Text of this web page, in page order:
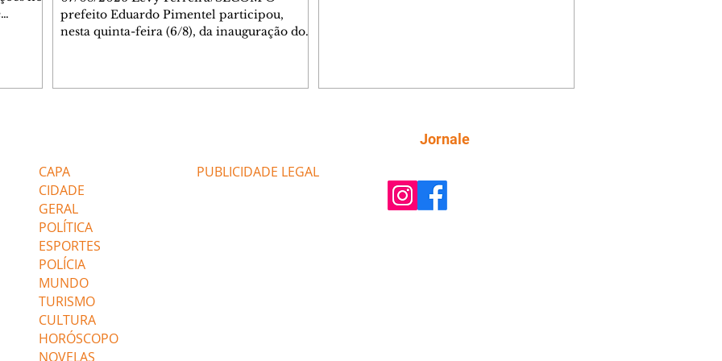
prefeito Eduardo Pimentel participou,
nesta quinta-feira (6/8), da inauguração do
Avenida Affonso Penna, 297. A nova
estrutura reúne áreas administrativas,
centro de treina
CAPA
CIDADE
GERAL
POLÍTICA
ESPORTES
POLÍCIA
MUNDO
TURISMO
CULTURA
HORÓSCOPO
NOVELAS
PUBLICIDADE LEGAL
Jornale